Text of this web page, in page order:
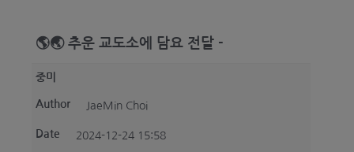
선교지 소식
선교사들을 위한 중보기도
🌎🌏 추운 교도소에 담요 전달 -
중미
Author JaeMin Choi
Date 2024-12-24 15:58